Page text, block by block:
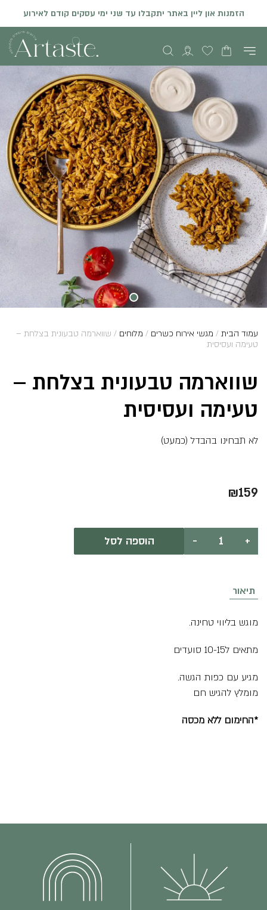
הזמנות און ליין באתר יתקבלו עד שני ימי עסקים קודם לאירוע
עמוד הבית / מגשי אירוח כשרים / מלוחים / שווארמה טבעונית בצלחת –
טעימה ועסיסית
שווארמה טבעונית בצלחת –
טעימה ועסיסית
לא תבחינו בהבדל (כמעט)
₪159
-
כמות
שווארמה
+ הוספה לסל
תיאור
מוגש בליווי טחינה.
מתאים ל10-15 סועדים
מגיע עם כפות הגשה.
מומלץ להגיש חם
*החימום ללא מכסה